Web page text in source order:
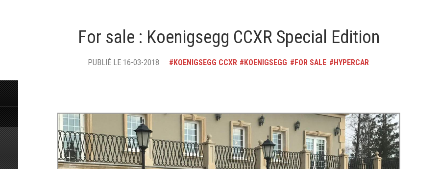
For sale : Koenigsegg CCXR Special Edition
PUBLIÉ LE 16-03-2018 KOENIGSEGG CCXR KOENIGSEGG FOR SALE HYPERCAR